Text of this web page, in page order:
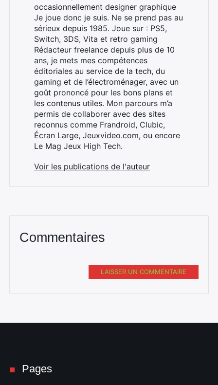
occasionnellement designer graphique
Je joue donc je suis. Ne se prend pas au
sérieux depuis 1985. Joue sur : PS5,
Switch, 3DS, Vita et retro gaming
Rédacteur freelance depuis plus de 10
ans, je mets mes compétences
éditoriales au service de la tech, du
gaming et de l’électroménager, avec un
goût prononcé pour les bons plans et
les contenus utiles. Mon parcours m’a
permis de collaborer avec des sites
reconnus comme Frandroid, Clubic,
Écran Large, Jeuxvideo.com, ou encore
Le Mag Jeux High Tech.
Voir les publications de l'auteur
Commentaires
LAISSER UN COMMENTAIRE
Pages
Rechercher